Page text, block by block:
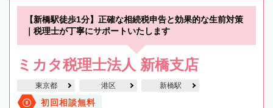
【新橋駅徒歩1分】正確な相続税申告と効果的な生前対策
｜税理士が丁寧にサポートいたします
ミカタ税理士法人 新橋支店
東京都 港区 新橋駅
初回相談無料